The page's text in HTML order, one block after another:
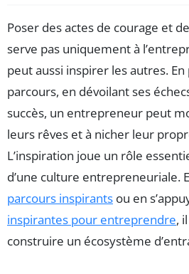
Poser des actes de courage et
serve pas uniquement à
peut aussi inspirer les autres.
parcours, en dévoilant ses
succès, un entrepreneur peut
leurs rêves et à nicher leur
L’inspiration joue un rôle
d’une culture entrepreneuriale.
parcours inspirants ou en
inspirantes pour entreprendre,
construire un écosystème